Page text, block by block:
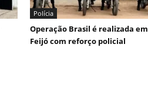
Polícia
Operação Brasil é realizada em
Feijó com reforço policial